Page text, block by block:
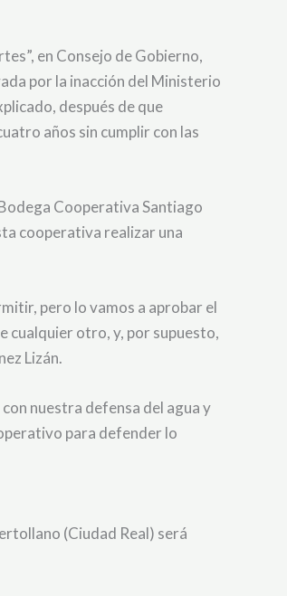
en Consejo de Gobierno,
por la inacción del Ministerio
después de que
años sin cumplir con las
Cooperativa Santiago
cooperativa realizar una
pero lo vamos a aprobar el
cualquier otro, y, por supuesto,
Lizán.
nuestra defensa del agua y
para defender lo
(Ciudad Real) será